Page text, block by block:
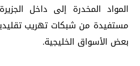
المواد المخدرة إلى داخل
مستفيدة من شبكات تهريب
بعض الأسواق الخليجية.